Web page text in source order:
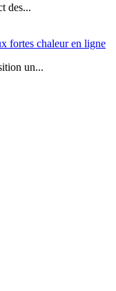
des...
fortes chaleur en ligne
un...